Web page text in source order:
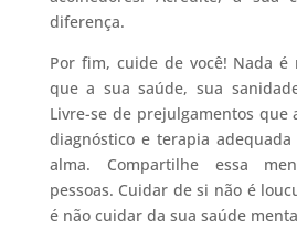
diferença.
Por fim, cuide de você! Nada
que a sua saúde, sua
Livre-se de prejulgamentos que
diagnóstico e terapia
alma. Compartilhe essa
pessoas. Cuidar de si não é
é não cuidar da sua saúde